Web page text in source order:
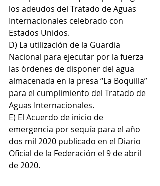
los adeudos del Tratado de Aguas
Internacionales celebrado con
Estados Unidos.
D) La utilización de la Guardia
Nacional para ejecutar por la fuerza
las órdenes de disponer del agua
almacenada en la presa “La Boquilla”
para el cumplimiento del Tratado de
Aguas Internacionales.
E) El Acuerdo de inicio de
emergencia por sequía para el año
dos mil 2020 publicado en el Diario
Oficial de la Federación el 9 de abril
de 2020.